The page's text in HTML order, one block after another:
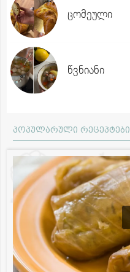
ცომეული
წვნიანი
პოპულარული რეცეპტები